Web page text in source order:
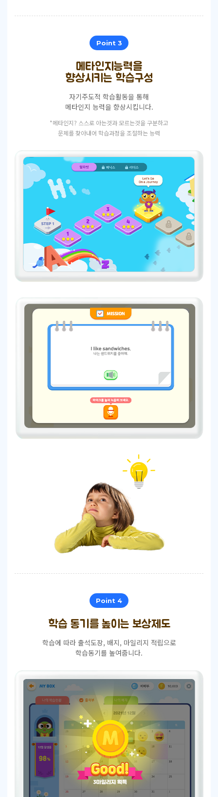
Point 3
메타인지능력을
향상시키는 학습구성
자기주도적 학습활동을 통해
메타인지 능력을 향상시킵니다.
*메타인지? 스스로 아는것과 모르는것을 구분하고
문제를 찾아내어 학습과정을 조절하는 능력
Point 4
학습 동기를 높이는 보상제도
학습에 따라 출석도장, 배지, 마일리지 적립으로
학습동기를 높여줍니다.